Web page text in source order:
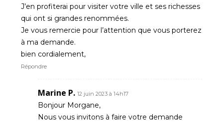
J’en profiterai pour visiter votre ville et ses richesses
qui ont si grandes renommées.
Je vous remercie pour l’attention que vous porterez
à ma demande.
bien cordialement,
Répondre
Marine P. 12 juin 2023 à 14h17
Bonjour Morgane,
Nous vous invitons à faire votre demande